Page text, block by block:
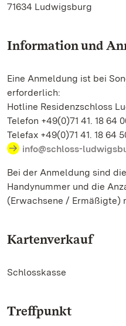
71634 Ludwigsburg
Information und
Eine Anmeldung ist bei
erforderlich:
Hotline Residenzschloss
Telefon +49(0)71 41. 18 64
Telefax +49(0)71 41. 18 64
info@schloss-
Bei der Anmeldung sind
Handynummer und die
(Erwachsene / Ermäßigte)
Kartenverkauf
Schlosskasse
Treffpunkt